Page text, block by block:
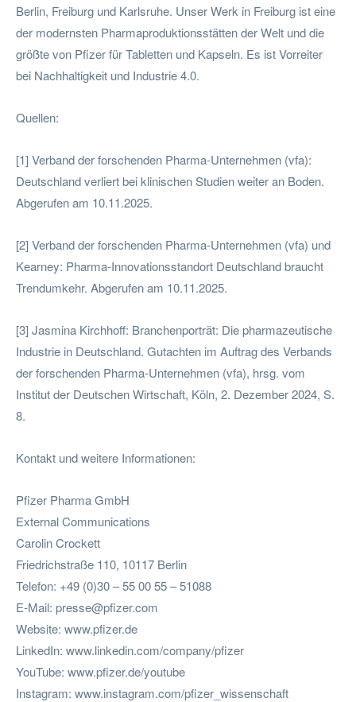
Berlin, Freiburg und Karlsruhe. Unser Werk in Freiburg ist eine
der modernsten Pharmaproduktionsstätten der Welt und die
größte von Pfizer für Tabletten und Kapseln. Es ist Vorreiter
bei Nachhaltigkeit und Industrie 4.0.
Quellen:
[1] Verband der forschenden Pharma-Unternehmen (vfa):
Deutschland verliert bei klinischen Studien weiter an Boden.
Abgerufen am 10.11.2025.
[2] Verband der forschenden Pharma-Unternehmen (vfa) und
Kearney: Pharma-Innovationsstandort Deutschland braucht
Trendumkehr. Abgerufen am 10.11.2025.
[3] Jasmina Kirchhoff: Branchenporträt: Die pharmazeutische
Industrie in Deutschland. Gutachten im Auftrag des Verbands
der forschenden Pharma-Unternehmen (vfa), hrsg. vom
Institut der Deutschen Wirtschaft, Köln, 2. Dezember 2024, S.
8.
Kontakt und weitere Informationen:
Pfizer Pharma GmbH
External Communications
Carolin Crockett
Friedrichstraße 110, 10117 Berlin
Telefon: +49 (0)30 – 55 00 55 – 51088
E-Mail: presse@pfizer.com
Website: www.pfizer.de
LinkedIn: www.linkedin.com/company/pfizer
YouTube: www.pfizer.de/youtube
Instagram: www.instagram.com/pfizer_wissenschaft